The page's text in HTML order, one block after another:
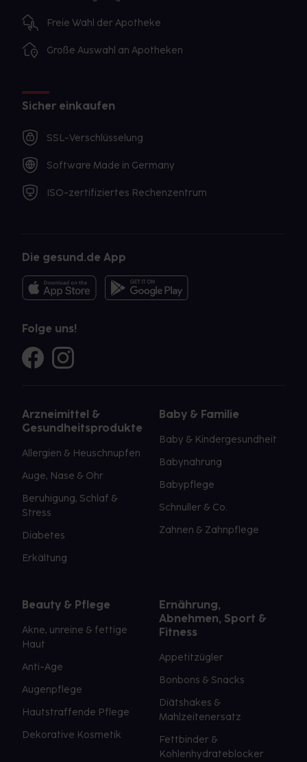
Freie Wahl der Apotheke
Große Auswahl an Apotheken
Sicher einkaufen
SSL-Verschlüsselung
Software Made in Germany
ISO-zertifiziertes Rechenzentrum
Die gesund.de App
Folge uns!
Arzneimittel &
Gesundheitsprodukte
Allergien & Heuschnupfen
Auge, Nase & Ohr
Beruhigung, Schlaf &
Stress
Diabetes
Erkältung
Baby & Familie
Baby & Kindergesundheit
Babynahrung
Babypflege
Schnuller & Co.
Zahnen & Zahnpflege
Beauty & Pflege
Akne, unreine & fettige
Haut
Anti-Age
Augenpflege
Hautstraffende Pflege
Dekorative Kosmetik
Ernährung,
Abnehmen, Sport &
Fitness
Appetitzügler
Bonbons & Snacks
Diätshakes &
Mahlzeitenersatz
Fettbinder &
Kohlenhydrateblocker